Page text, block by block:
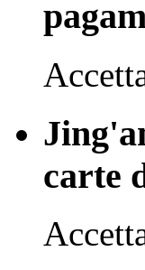
carte